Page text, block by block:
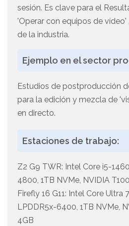
sesión. Es clave para el
'Operar con equipos de vídeo'
de la industria.
Ejemplo en el sector
Estudios de postproducción
para la edición y mezcla de
en directo.
Estaciones de trabajo:
Z2 G9 TWR: Intel Core i5-
4800, 1TB NVMe, NVIDIA
Firefly 16 G11: Intel Core Ultra
LPDDR5x-6400, 1TB NVMe,
4GB